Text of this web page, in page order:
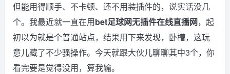
但能用得顺手、不卡顿、还不用装插件的，说实话没几
个。我最近就一直在用bet足球网无插件在线直播网，起
初以为就是个普通站点，结果用下来发现，卧槽，这玩
意儿藏了不少骚操作。今天就跟大伙儿聊聊其中3个，你
看完要是觉得没用，算我输。